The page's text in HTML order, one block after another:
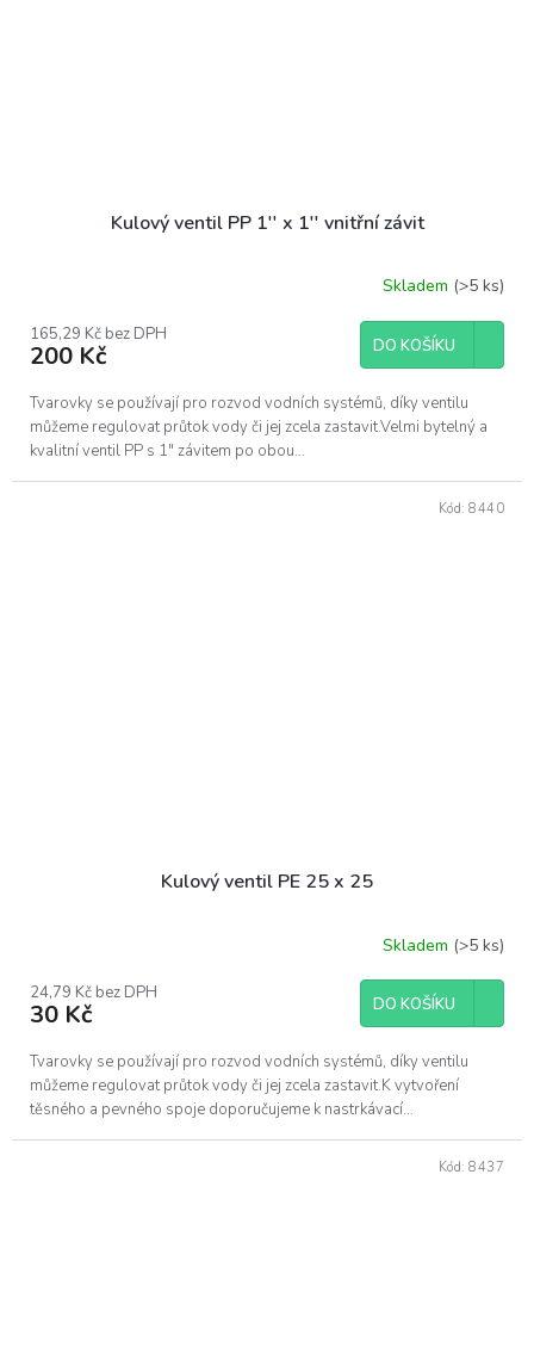
Kulový ventil PP 1'' x 1'' vnitřní závit
Skladem (>5 ks)
165,29 Kč bez DPH
200 Kč DO KOŠÍKU
Tvarovky se používají pro rozvod vodních systémů, díky ventilu
můžeme regulovat průtok vody či jej zcela zastavit.Velmi bytelný a
kvalitní ventil PP s 1" závitem po obou...
Kulový ventil PE 25 x 25
Skladem (>5 ks)
24,79 Kč bez DPH
30 Kč DO KOŠÍKU
Tvarovky se používají pro rozvod vodních systémů, díky ventilu
můžeme regulovat průtok vody či jej zcela zastavit.K vytvoření
těsného a pevného spoje doporučujeme k nastrkávací...
Kód: 8440
Kód: 8437